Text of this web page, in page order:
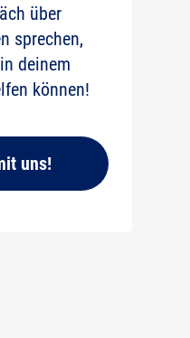
über
sprechen,
deinem
können!
uns!